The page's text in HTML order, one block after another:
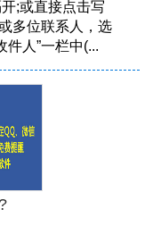
;或直接点击写
多位联系人，选
件人”一栏中(...